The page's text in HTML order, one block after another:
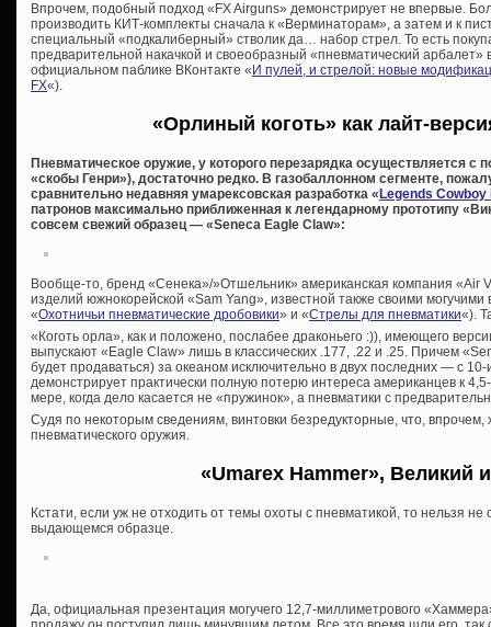
Впрочем, подобный подход «FX Airguns» демонстрирует не впервые.
производить КИТ-комплекты сначала к «Верминаторам», а затем и к
специальный «подкалиберный» стволик да… набор стрел. То есть
предварительной накачкой и своеобразный «пневматический
официальном паблике ВКонтакте « И пулей, и стрелой: новые
FX«).
«Орлиный коготь» как лайт-
Пневматическое оружие, у которого перезарядка осуществляется
«скобы Генри»), достаточно редко. В газобаллонном сегменте,
сравнительно недавняя умарексовская разработка « Legends Cowboy
патронов максимально приближенная к легендарному прототипу
совсем свежий образец — «Seneca Eagle Claw»:
Вообще-то, бренд «Сенека»/»Отшельник» американская компания «Air
изделий южнокорейской «Sam Yang», известной также своими
«Охотничьи пневматические дробовики» и «Стрелы для пневматики«).
«Коготь орла», как и положено, послабее драконьего :)), имеющего
выпускают «Eagle Claw» лишь в классических .177, .22 и .25. Причем
будет продаваться) за океаном исключительно в двух последних — с
демонстрирует практически полную потерю интереса американцев к
мере, когда дело касается не «пружинок», а пневматики с
Судя по некоторым сведениям, винтовки безредукторные, что, впрочем,
пневматического оружия.
«Umarex Hammer», Великий
Кстати, если уж не отходить от темы охоты с пневматикой, то нельзя
выдающемся образце.
Да, официальная презентация могучего 12,7-миллиметрового